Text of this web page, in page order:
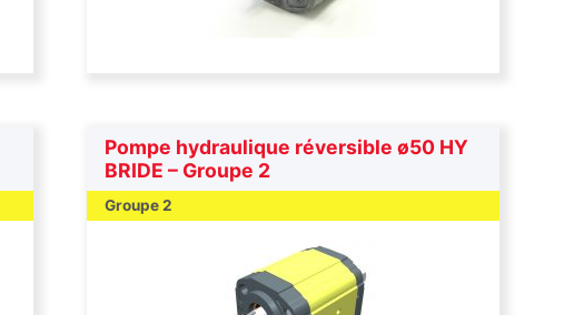
Pompe hydraulique réversible ø50 HY
BRIDE – Groupe 2
Groupe 2